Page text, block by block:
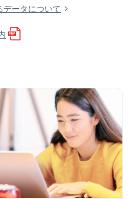
ータについて